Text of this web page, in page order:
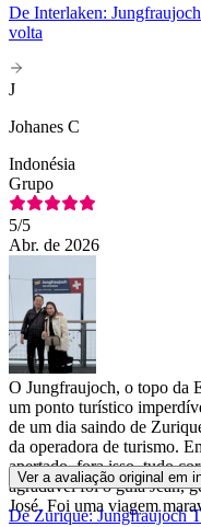
De Interlaken:
volta
J
Johanes C
Indonésia
Grupo
5/5
Abr. de 2026
O Jungfraujoch, o topo da
um ponto turístico
de um dia saindo de
da operadora de turismo.
apertado, fora isso, tudo
agradável foi o guia Jean,
José. Foi uma viagem
Ver a avaliação original em
De Zurique: Jungfraujoch